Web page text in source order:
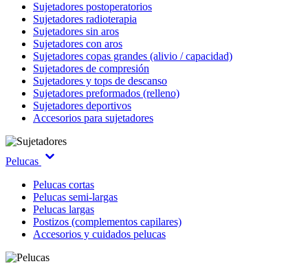
Sujetadores postoperatorios
Sujetadores radioterapia
Sujetadores sin aros
Sujetadores con aros
Sujetadores copas grandes (alivio / capacidad)
Sujetadores de compresión
Sujetadores y tops de descanso
Sujetadores preformados (relleno)
Sujetadores deportivos
Accesorios para sujetadores
Pelucas
Pelucas cortas
Pelucas semi-largas
Pelucas largas
Postizos (complementos capilares)
Accesorios y cuidados pelucas